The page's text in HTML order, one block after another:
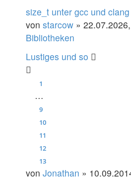
size_t unter gcc und clang
von starcow »
Bibliotheken
Lustiges und so
1
…
9
10
11
12
13
von Jonathan »